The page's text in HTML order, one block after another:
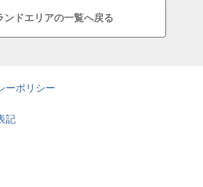
ンドエリアの一覧へ戻る
ーポリシー
記